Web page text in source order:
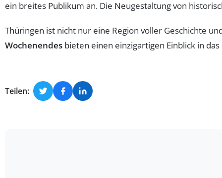
ein breites Publikum an. Die Neugestaltung von
Thüringen ist nicht nur eine Region voller Geschichte
Wochenendes bieten einen einzigartigen Einblick in
Teilen: